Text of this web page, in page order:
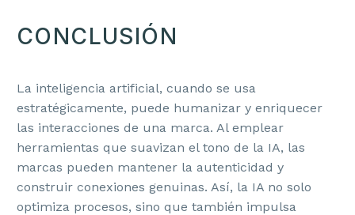
CONCLUSIÓN
La inteligencia artificial, cuando se usa
estratégicamente, puede humanizar y enriquecer
las interacciones de una marca. Al emplear
herramientas que suavizan el tono de la IA, las
marcas pueden mantener la autenticidad y
construir conexiones genuinas. Así, la IA no solo
optimiza procesos, sino que también impulsa